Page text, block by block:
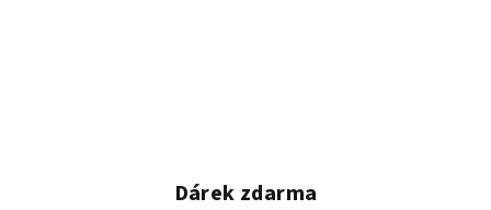
Dárek zdarma